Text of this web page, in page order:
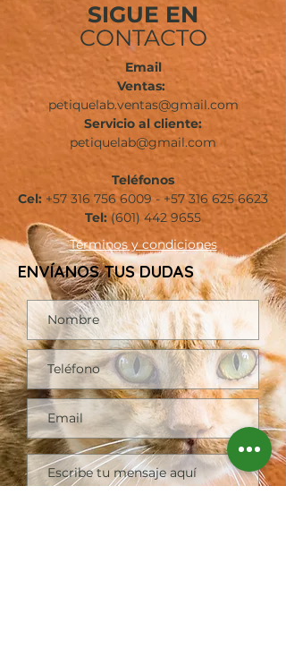
SIGUE EN
CONTACTO
Email
Ventas:
petiquelab.ventas@gmail.com
Servicio al cliente:
petiquelab@gmail.com
Teléfonos
Cel: +57 316 756 6009 - +57 316 625 6623
Tel: (601) 442 9655
Términosy condiciones
ENVÍANOS TUS DUDAS